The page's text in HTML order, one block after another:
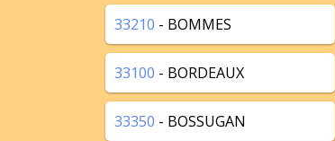
33210 - BOMMES
33100 - BORDEAUX
33350 - BOSSUGAN